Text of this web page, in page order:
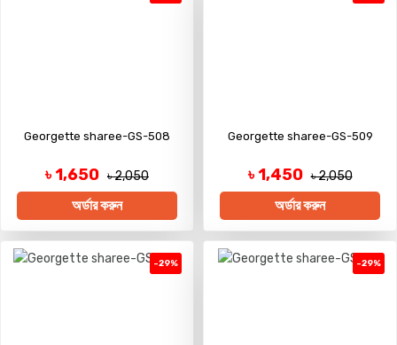
Georgette sharee-GS-508
৳ 1,650 ৳ 2,050
অর্ডার করুন
Georgette sharee-GS-509
৳ 1,450 ৳ 2,050
অর্ডার করুন
-29% -29%